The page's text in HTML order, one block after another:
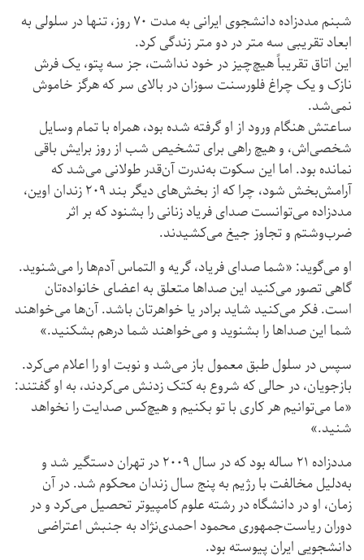
شبنم مددزاده دانشجوی ایرانی به مدت ۷۰ روز، تنها در سلولی به
ابعاد تقریبی سه متر در دو متر زندگی کرد.
این اتاق تقریباً هیچ‌چیز در خود نداشت، جز سه پتو، یک فرش
نازک و یک چراغ فلورسنت سوزان در بالای سر که هرگز خاموش
نمی‌شد.
ساعتش هنگام ورود از او گرفته شده بود، همراه با تمام وسایل
شخصی‌اش، و هیچ راهی برای تشخیص شب از روز برایش باقی
نمانده بود. اما این سکوت به‌ندرت آن‌قدر طولانی می‌شد که
آرامش‌بخش شود، چرا که از بخش‌های دیگر بند ۲۰۹ زندان اوین،
مددزاده می‌توانست صدای فریاد زنانی را بشنود که بر اثر
ضرب‌وشتم و تجاوز جیغ می‌کشیدند.
او می‌گوید: «شما صدای فریاد، گریه و التماس آدم‌ها را می‌شنوید.
گاهی تصور می‌کنید این صداها متعلق به اعضای خانواده‌تان
است. فکر می‌کنید شاید برادر یا خواهرتان باشد. آن‌ها می‌خواهند
شما این صداها را بشنوید و می‌خواهند شما درهم بشکنید.»
سپس در سلول طبق معمول باز می‌شد و نوبت او را اعلام می‌کرد.
بازجویان، در حالی که شروع به کتک زدنش می‌کردند، به او گفتند:
«ما می‌توانیم هر کاری با تو بکنیم و هیچ‌کس صدایت را نخواهد
شنید.»
مددزاده ۲۱ ساله بود که در سال ۲۰۰۹ در تهران دستگیر شد و
به‌دلیل مخالفت با رژیم به پنج سال زندان محکوم شد. در آن
زمان، او در دانشگاه در رشته علوم کامپیوتر تحصیل می‌کرد و در
دوران ریاست‌جمهوری محمود احمدی‌نژاد به جنبش اعتراضی
دانشجویی ایران پیوسته بود.